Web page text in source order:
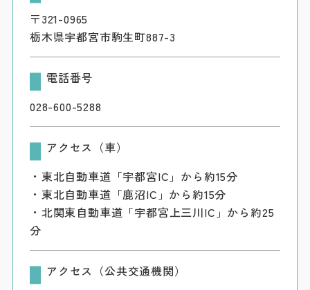
〒321-0965
栃木県宇都宮市駒生町887-3
電話番号
028-600-5288
アクセス（車）
・東北自動車道「宇都宮IC」から約15分
・東北自動車道「鹿沼IC」から約15分
・北関東自動車道「宇都宮上三川IC」から約25
分
アクセス（公共交通機関）